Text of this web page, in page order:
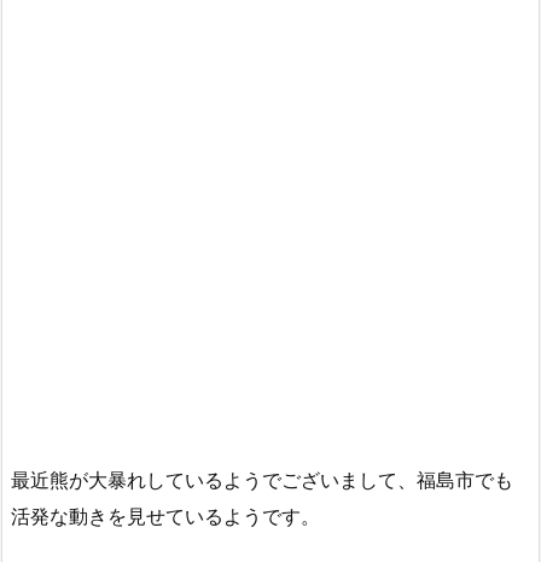
最近熊が大暴れしているようでございまして、福島市でも
活発な動きを見せているようです。